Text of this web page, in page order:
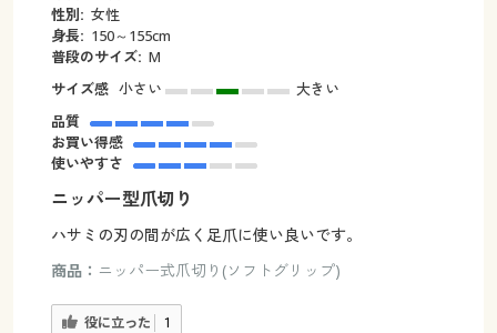
性別: 女性
身長: 150～155cm
普段のサイズ: M
サイズ感 小さい
大きい
品質
お買い得感
使いやすさ
ニッパー型爪切り
ハサミの刃の間が広く足爪に使い良いです。
商品： ニッパー式爪切り(ソフトグリップ)
役に立った 1